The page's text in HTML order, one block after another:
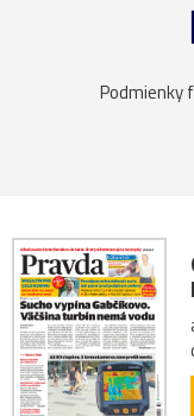
Podmienky